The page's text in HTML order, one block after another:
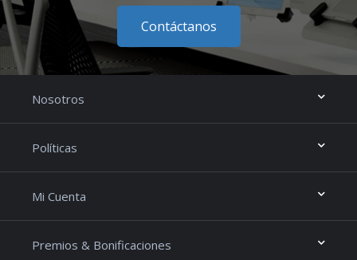
Contáctanos
Nosotros
Políticas
Mi Cuenta
Premios & Bonificaciones